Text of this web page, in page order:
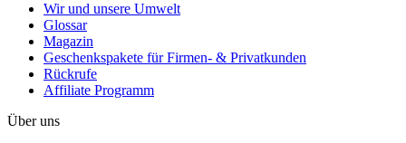
Wir und unsere Umwelt
Glossar
Magazin
Geschenkspakete für Firmen- & Privatkunden
Rückrufe
Affiliate Programm
Über uns